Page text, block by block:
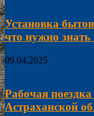
Установка
что нужно
09.04.2025
Рабочая
Астраханской